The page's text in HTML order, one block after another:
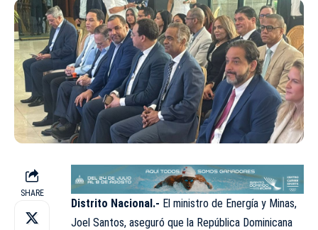
SHARE
Distrito Nacional.- El ministro de Energía y Minas,
Joel Santos, aseguró que la República Dominicana